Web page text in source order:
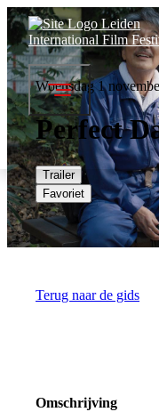
Woensdag 1
Perfect
Trailer
Favoriet
Terug naar de gids
Omschrijving